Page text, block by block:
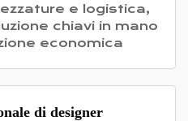
e logistica,
chiavi in mano
economica
di designer